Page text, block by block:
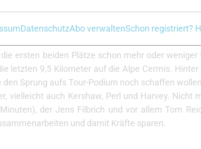
bisschen enger vorne drin geworden, ein paar
ersten beiden Plätze schon mehr oder
letzten 9,5 Kilometer auf die Alpe Cermis.
Sprung aufs Tour-Podium noch schaffen
vielleicht auch Kershaw, Perl und Harvey. Nicht
der Jens Filbrich und vor allem Tom
und damit Kräfte sparen.
DatenschutzAbo verwaltenSchon registriert?